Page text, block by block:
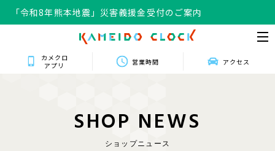
「令和8年熊本地震」災害義援金受付のご案内
カメクロ
アプリ
営業時間 アクセス
SHOP NEWS
ショップニュース